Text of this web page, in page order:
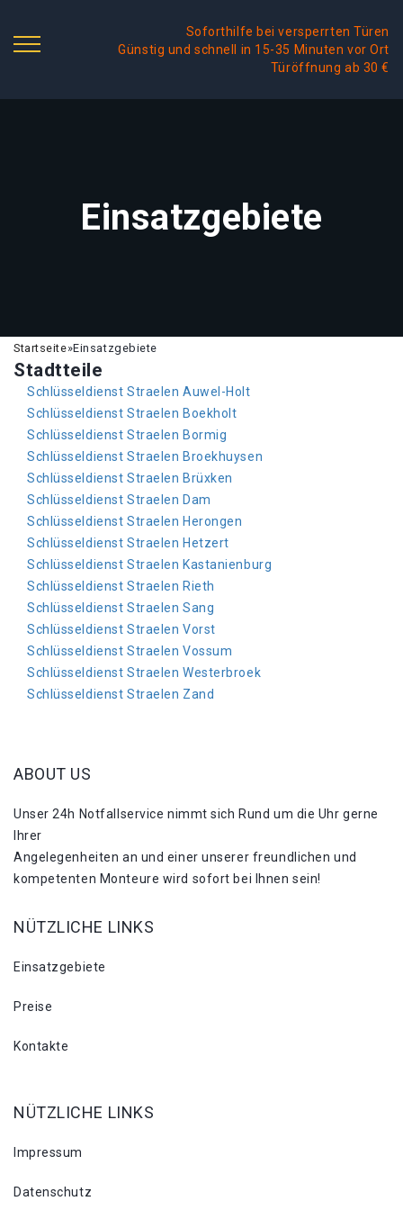
Soforthilfe bei versperrten Türen
Günstig und schnell in 15-35 Minuten vor Ort
Türöffnung ab 30 €
Einsatzgebiete
Startseite»Einsatzgebiete
Stadtteile
Schlüsseldienst Straelen Auwel-Holt
Schlüsseldienst Straelen Boekholt
Schlüsseldienst Straelen Bormig
Schlüsseldienst Straelen Broekhuysen
Schlüsseldienst Straelen Brüxken
Schlüsseldienst Straelen Dam
Schlüsseldienst Straelen Herongen
Schlüsseldienst Straelen Hetzert
Schlüsseldienst Straelen Kastanienburg
Schlüsseldienst Straelen Rieth
Schlüsseldienst Straelen Sang
Schlüsseldienst Straelen Vorst
Schlüsseldienst Straelen Vossum
Schlüsseldienst Straelen Westerbroek
Schlüsseldienst Straelen Zand
ABOUT US
Unser 24h Notfallservice nimmt sich Rund um die Uhr gerne
Ihrer
Angelegenheiten an und einer unserer freundlichen und
kompetenten Monteure wird sofort bei Ihnen sein!
NÜTZLICHE LINKS
Einsatzgebiete
Preise
Kontakte
NÜTZLICHE LINKS
Impressum
Datenschutz